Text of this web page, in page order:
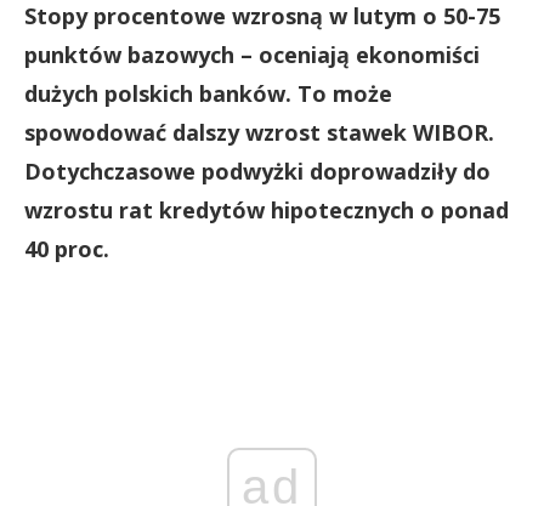
Stopy procentowe wzrosną w lutym o 50-75
punktów bazowych – oceniają ekonomiści
dużych polskich banków. To może
spowodować dalszy wzrost stawek WIBOR.
Dotychczasowe podwyżki doprowadziły do
wzrostu rat kredytów hipotecznych o ponad
40 proc.
ad